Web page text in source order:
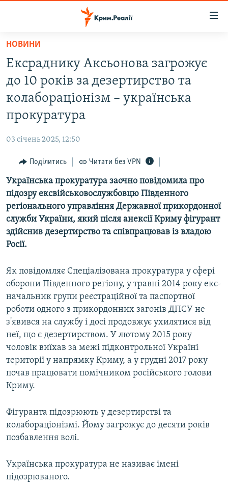
Перейти
основного
матеріалу
до
основної
Перейти
пошуку
ВОДА.КРИМ
ВІДЕО ТА ФОТО
ІНТЕРВ'Ю
ВСЕ ЗА ДЕНЬ
СПЕЦПРОЕКТИ
ДЕПОРТАЦІЯ
ВІДЕОУРОКИ «ELIFBE»
УКРАЇНСЬКА ПРОБЛЕМА КРИМУ
ІНФОГРАФІКА
ЯК ОБІЙТИ БЛОКУВАННЯ
Русский
Усі сайти RFE/RL
НОВИНИ
Ексраднику Аксьонова загрожує
до 10 років за дезертирство та
колабораціонізм – українська
прокуратура
03 січень 2025, 12:50
Поділитись Читати без VPN
Українська прокуратура заочно повідомила про
підозру ексвійськовослужбовцю Південного
регіонального управління Державної прикордонної
служби України, який після анексії Криму фігурант
здійснив дезертирство та співпрацював із владою
Росії.
Як повідомляє Спеціалізована прокуратура у сфері
оборони Південного регіону, у травні 2014 року екс-
начальник групи реєстраційної та паспортної
роботи одного з прикордонних загонів ДПСУ не
з'явився на службу і досі продовжує ухилятися від
неї, що є дезертирством. У лютому 2015 року
чоловік виїхав за межі підконтрольної Україні
території у напрямку Криму, а у грудні 2017 року
почав працювати помічником російського голови
Криму.
Фігуранта підозрюють у дезертирстві та
колабораціонізмі. Йому загрожує до десяти років
позбавлення волі.
Українська прокуратура не називає імені
підозрюваного.